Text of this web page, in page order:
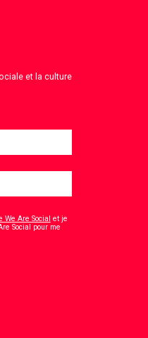
et la culture
Are Social et je
Social pour me